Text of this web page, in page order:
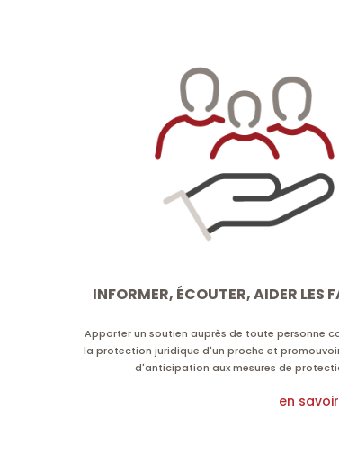
INFORMER, ÉCOUTER, AIDER LES
Apporter un soutien auprès de toute personne
la protection juridique d'un proche et
d'anticipation aux mesures de
en